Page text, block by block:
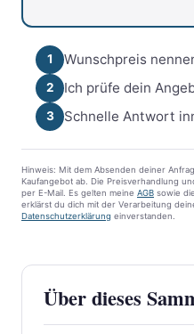
1 Wunschpreis
2 Ich prüfe dein
3 Schnelle Antwort
Hinweis: Mit dem Absenden deiner
Kaufangebot ab. Die Preisverhandlung
per E-Mail. Es gelten meine AGB sowie die
erklärst du dich mit der Verarbeitung
Datenschutzerklärung einverstanden.
Über dieses